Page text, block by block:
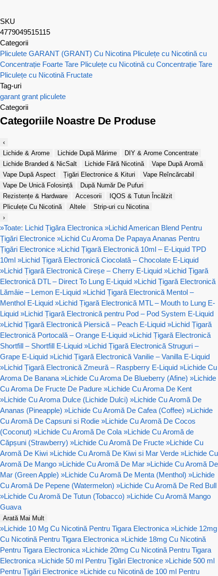
SKU
4779049515115
Categorii
Pliculete GARANT (GRANT) Cu Nicotina Pliculețe cu Nicotină cu
Concentrație Foarte Tare Pliculețe cu Nicotină cu Concentrație Tare
Pliculețe cu Nicotină Fructate
Tag-uri
garant grant pliculete
Categorii
Categoriile Noastre De Produse
‹
Lichide & Arome
Lichide După Mărime
DIY & Arome Concentrate
Lichide Branded & NicSalt
Lichide Fără Nicotină
Vape După Aromă
Vape După Aspect
Țigări Electronice & Kituri
Vape Reîncărcabil
Vape De Unică Folosință
După Număr De Pufuri
Rezistențe & Hardware
Accesorii
IQOS & Tutun Încălzit
Pliculețe Cu Nicotină
Altele
Strip-uri cu Nicotina
›
»Toate: Lichid Țigăra Electronica »Lichid American Blend Pentru
Țigări Electronice »Lichid Cu Aroma De Papaya Ananas Pentru
Țigări Electronice »Lichid Țigară Electronică 10ml – E-Liquid TPD
10ml »Lichid Țigară Electronică Ciocolată – Chocolate E-Liquid
»Lichid Țigară Electronică Cireșe – Cherry E-Liquid »Lichid Țigară
Electronică DTL – Direct To Lung E-Liquid »Lichid Țigară Electronică
Lămâie – Lemon E-Liquid »Lichid Țigară Electronică Mentol –
Menthol E-Liquid »Lichid Țigară Electronică MTL – Mouth to Lung E-
Liquid »Lichid Țigară Electronică pentru Pod – Pod System E-Liquid
»Lichid Țigară Electronică Piersică – Peach E-Liquid »Lichid Țigară
Electronică Portocală – Orange E-Liquid »Lichid Țigară Electronică
Shortfill – Shortfill E-Liquid »Lichid Țigară Electronică Struguri –
Grape E-Liquid »Lichid Țigară Electronică Vanilie – Vanilla E-Liquid
»Lichid Țigară Electronică Zmeură – Raspberry E-Liquid »Lichide Cu
Aroma De Banana »Lichide Cu Aroma De Blueberry (Afine) »Lichide
Cu Aroma De Fructe De Padure »Lichide Cu Aroma De Kent
»Lichide Cu Aroma Dulce (Lichide Dulci) »Lichide Cu Aromă De
Ananas (Pineapple) »Lichide Cu Aromă De Cafea (Coffee) »Lichide
Cu Aromă De Capsuni si Rodie »Lichide Cu Aromă De Cocos
(Coconut) »Lichide Cu Aromă De Cola »Lichide Cu Aromă de
Căpșuni (Strawberry) »Lichide Cu Aromă De Fructe »Lichide Cu
Aromă De Kiwi »Lichide Cu Aromă De Kiwi si Mar Verde »Lichide Cu
Aromă De Mango »Lichide Cu Aromă De Mar »Lichide Cu Aromă De
Mar (Green Apple) »Lichide Cu Aromă De Menta (Menthol) »Lichide
Cu Aromă De Pepene (Watermelon) »Lichide Cu Aromă De Red Bull
»Lichide Cu Aromă De Tutun (Tobacco) »Lichide Cu Aromă Mango
Guava
Arată Mai Mult
»Lichide 10 Mg Cu Nicotină Pentru Tigara Electronica »Lichide 12mg
Cu Nicotină Pentru Tigara Electronica »Lichide 18mg Cu Nicotină
Pentru Tigara Electronica »Lichide 20mg Cu Nicotină Pentru Tigara
Electronica »Lichide 50 ml Pentru Țigări Electronice »Lichide 500 ml
Pentru Țigări Electronice »Lichide cu Nicotină de 100 ml Pentru